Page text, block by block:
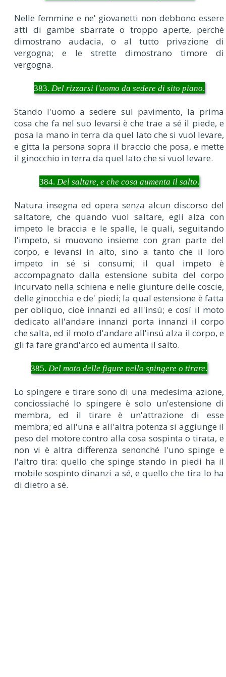
Nelle femmine e ne' giovanetti non debbono essere
atti di gambe sbarrate o troppo aperte, perché
dimostrano audacia, o al tutto privazione di
vergogna; e le strette dimostrano timore di
vergogna.
383. Del rizzarsi l'uomo da sedere di sito piano.
Stando l'uomo a sedere sul pavimento, la prima
cosa che fa nel suo levarsi è che trae a sé il piede, e
posa la mano in terra da quel lato che si vuol levare,
e gitta la persona sopra il braccio che posa, e mette
il ginocchio in terra da quel lato che si vuol levare.
384. Del saltare, e che cosa aumenta il salto.
Natura insegna ed opera senza alcun discorso del
saltatore, che quando vuol saltare, egli alza con
impeto le braccia e le spalle, le quali, seguitando
l'impeto, si muovono insieme con gran parte del
corpo, e levansi in alto, sino a tanto che il loro
impeto in sé si consumi; il qual impeto è
accompagnato dalla estensione subita del corpo
incurvato nella schiena e nelle giunture delle coscie,
delle ginocchia e de' piedi; la qual estensione è fatta
per obliquo, cioè innanzi ed all'insú; e cosí il moto
dedicato all'andare innanzi porta innanzi il corpo
che salta, ed il moto d'andare all'insú alza il corpo, e
gli fa fare grand'arco ed aumenta il salto.
385. Del moto delle figure nello spingere o tirare.
Lo spingere e tirare sono di una medesima azione,
conciossiaché lo spingere è solo un'estensione di
membra, ed il tirare è un'attrazione di esse
membra; ed all'una e all'altra potenza si aggiunge il
peso del motore contro alla cosa sospinta o tirata, e
non vi è altra differenza senonché l'uno spinge e
l'altro tira: quello che spinge stando in piedi ha il
mobile sospinto dinanzi a sé, e quello che tira lo ha
di dietro a sé.